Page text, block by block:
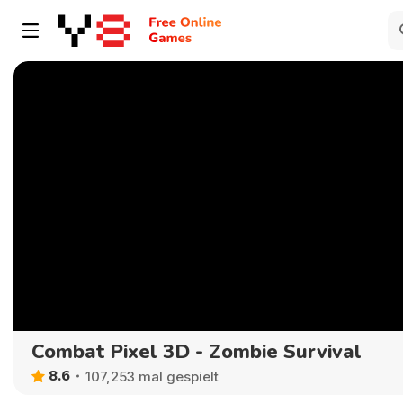
Combat Pixel 3D - Zombie Survival
8.6 107,253 mal gespielt